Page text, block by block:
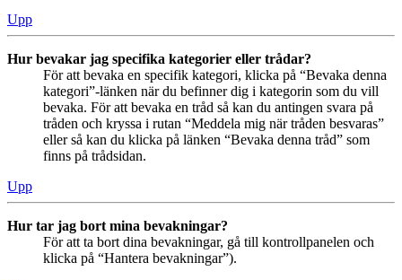
Upp
Hur bevakar jag specifika kategorier eller trådar?
För att bevaka en specifik kategori, klicka på “Bevaka denna
kategori”-länken när du befinner dig i kategorin som du vill
bevaka. För att bevaka en tråd så kan du antingen svara på
tråden och kryssa i rutan “Meddela mig när tråden besvaras”
eller så kan du klicka på länken “Bevaka denna tråd” som
finns på trådsidan.
Upp
Hur tar jag bort mina bevakningar?
För att ta bort dina bevakningar, gå till kontrollpanelen och
klicka på “Hantera bevakningar”).